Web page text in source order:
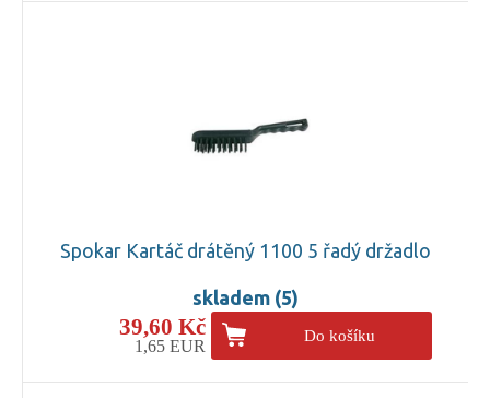
Spokar Kartáč drátěný 1100 5 řadý držadlo
skladem (5)
39,60 Kč
1,65 EUR
Do košíku